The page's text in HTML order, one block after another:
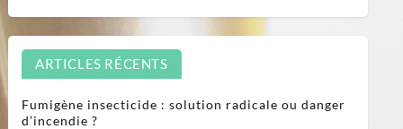
ARTICLES RÉCENTS
Fumigène insecticide : solution radicale ou danger
d’incendie ?